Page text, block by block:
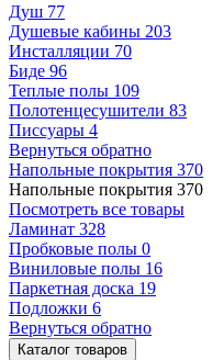
Душ 77
Душевые кабины 203
Инсталляции 70
Биде 96
Теплые полы 109
Полотенцесушители 83
Писсуары 4
Вернуться обратно
Напольные покрытия 370
Напольные покрытия 370
Посмотреть все товары
Ламинат 328
Пробковые полы 0
Виниловые полы 16
Паркетная доска 19
Подложки 6
Вернуться обратно
Каталог товаров